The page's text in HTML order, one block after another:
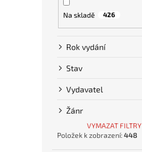
Na skladě 426
Rok vydání
Stav
Vydavatel
Žánr
VYMAZAT FILTRY
Položek k zobrazení:448